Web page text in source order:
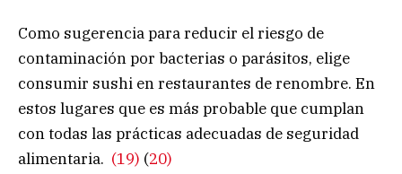
Como sugerencia para reducir el riesgo de
contaminación por bacterias o parásitos, elige
consumir sushi en restaurantes de renombre. En
estos lugares que es más probable que cumplan
con todas las prácticas adecuadas de seguridad
alimentaria. (19) (20)